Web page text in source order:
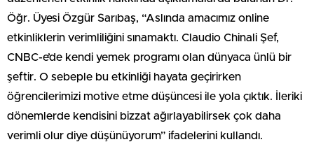
Öğr. Üyesi Özgür Sarıbaş, “Aslında amacımız online
etkinliklerin verimliliğini sınamaktı. Claudio Chinali Şef,
CNBC-e’de kendi yemek programı olan dünyaca ünlü bir
şeftir. O sebeple bu etkinliği hayata geçirirken
öğrencilerimizi motive etme düşüncesi ile yola çıktık. İleriki
dönemlerde kendisini bizzat ağırlayabilirsek çok daha
verimli olur diye düşünüyorum” ifadelerini kullandı.